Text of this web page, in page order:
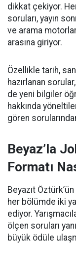
dikkat çekiyor.
soruları, yayın
ve arama
arasına giriyor.
Özellikle tarih,
hazırlanan
de yeni bilgiler
hakkında
gören
Beyaz’la
Formatı
Beyazıt
her bölümde iki
ediyor.
ölçen soruları
büyük ödüle